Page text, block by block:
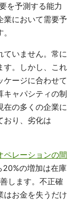
を予測する能力
業において需要予
ていません。常に
す。しかし、これ
ケージに合わせて
キャパシティの制
在の多くの企業に
おり、劣化は
ペレーションの間
20%の増加は在庫
します。不正確
はお金を失うだけ